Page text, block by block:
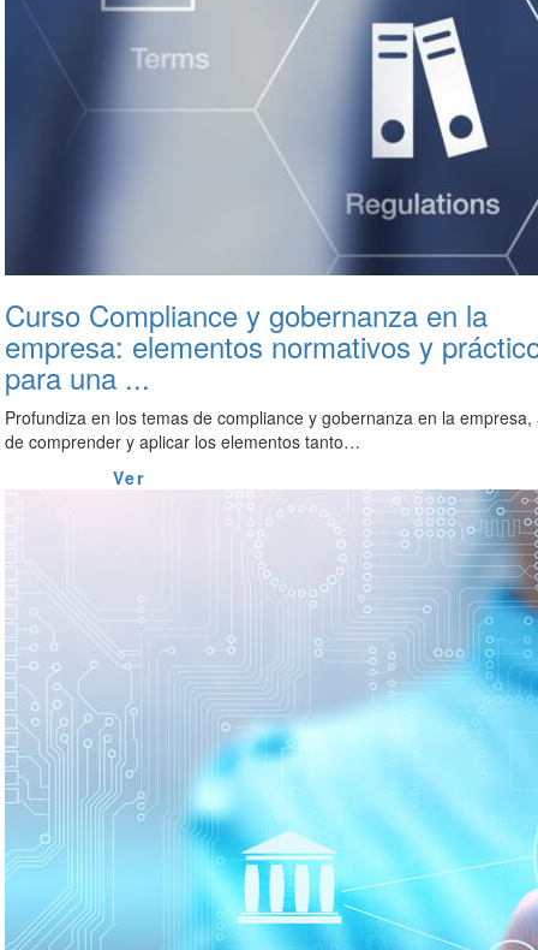
Curso Compliance y gobernanza en la
empresa: elementos normativos y
para una ...
Profundiza en los temas de compliance y gobernanza en la empresa,
de comprender y aplicar los elementos tanto…
Ver